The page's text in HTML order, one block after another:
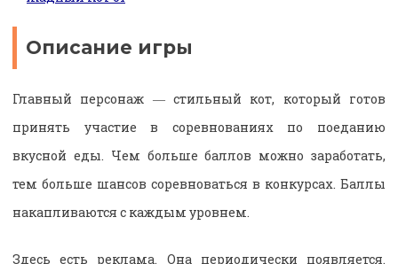
Описание игры
Главный персонаж ― стильный кот, который готов
принять участие в соревнованиях по поеданию
вкусной еды. Чем больше баллов можно заработать,
тем больше шансов соревноваться в конкурсах. Баллы
накапливаются с каждым уровнем.
Здесь есть реклама. Она периодически появляется.